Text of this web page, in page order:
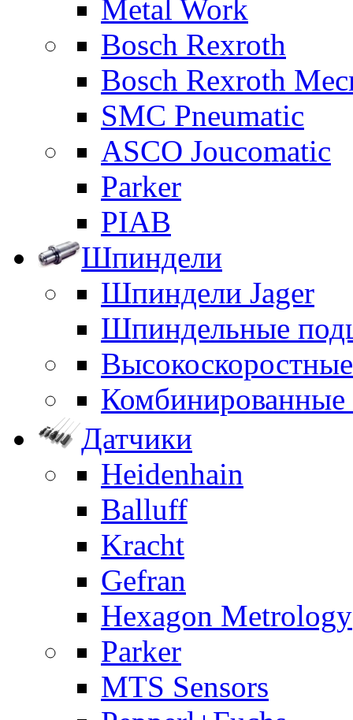
Metal Work
Bosch Rexroth
Bosch Rexroth
SMC Pneumatic
ASCO Joucomatic
Parker
PIAB
Шпиндели
Шпиндели Jager
Шпиндельные
Датчики
Heidenhain
Balluff
Kracht
Gefran
Hexagon Metrology
Parker
MTS Sensors